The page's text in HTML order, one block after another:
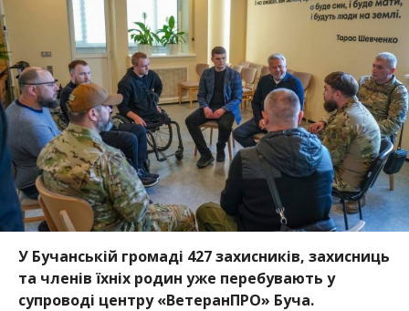
У Бучанській громаді 427 захисників, захисниць
та членів їхніх родин уже перебувають у
супроводі центру «ВетеранПРО» Буча.